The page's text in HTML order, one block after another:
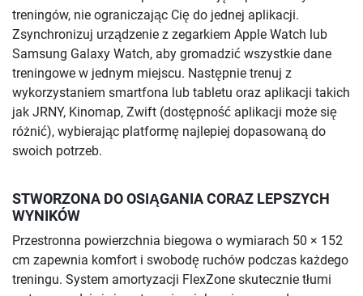
treningów, nie ograniczając Cię do jednej aplikacji.
Zsynchronizuj urządzenie z zegarkiem Apple Watch lub
Samsung Galaxy Watch, aby gromadzić wszystkie dane
treningowe w jednym miejscu. Następnie trenuj z
wykorzystaniem smartfona lub tabletu oraz aplikacji takich
jak JRNY, Kinomap, Zwift (dostępność aplikacji może się
różnić), wybierając platformę najlepiej dopasowaną do
swoich potrzeb.
STWORZONA DO OSIĄGANIA CORAZ LEPSZYCH
WYNIKÓW
Przestronna powierzchnia biegowa o wymiarach 50 × 152
cm zapewnia komfort i swobodę ruchów podczas każdego
treningu. System amortyzacji FlexZone skutecznie tłumi